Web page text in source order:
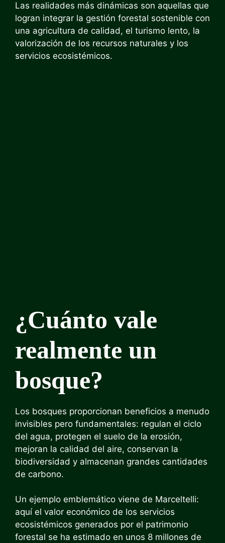
Las realidades más dinámicas son aquellas que
logran integrar la gestión forestal sostenible con
una agricultura de calidad, el turismo lento, la
valorización de los recursos naturales y los
servicios ecosistémicos.
¿Cuánto vale
realmente un
bosque?
Los bosques proporcionan beneficios a menudo
invisibles pero fundamentales: regulan el ciclo
del agua, protegen el suelo de la erosión,
mejoran la calidad del aire, conservan la
biodiversidad y almacenan grandes cantidades
de carbono.
Un ejemplo emblemático viene de Marceltelli:
aquí el valor económico de los servicios
ecosistémicos generados por el patrimonio
forestal se ha estimado en unos 8 millones de